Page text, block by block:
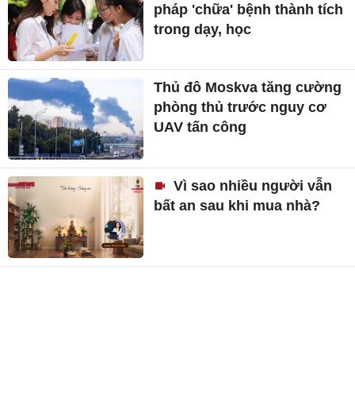
pháp 'chữa' bệnh thành tích
trong dạy, học
Thủ đô Moskva tăng cường
phòng thủ trước nguy cơ
UAV tấn công
Vì sao nhiều người vẫn
bất an sau khi mua nhà?